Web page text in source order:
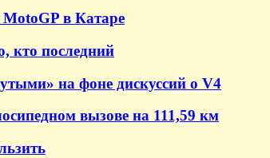
в Катаре
кто последний
на фоне дискуссий о V4
вызове на 111,59 км